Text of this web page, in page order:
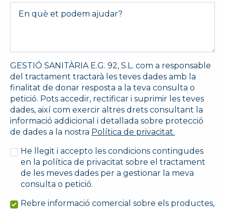
Message
GESTIÓ SANITÀRIA E.G. 92, S.L. com a responsable
del tractament tractarà les teves dades amb la
finalitat de donar resposta a la teva consulta o
petició. Pots accedir, rectificar i suprimir les teves
dades, així com exercir altres drets consultant la
informació addicional i detallada sobre protecció
de dades a la nostra Política de privacitat.
He llegit i accepto les condicions contingudes
en la política de privacitat sobre el tractament
de les meves dades per a gestionar la meva
consulta o petició.
Rebre informació comercial sobre els productes,